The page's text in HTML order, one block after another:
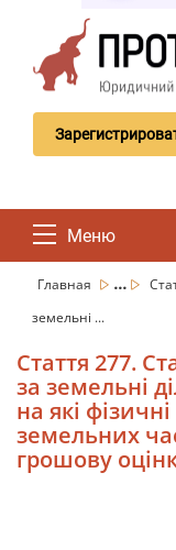
Меню
Главная ...
земельні ...
Стаття 277.
за земельні
на які
земельних
грошову